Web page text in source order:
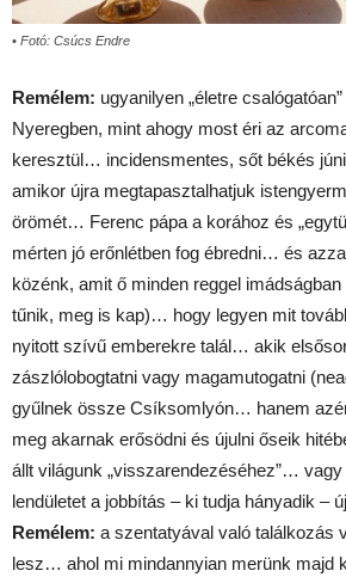
• Fotó: Csúcs Endre
Remélem: ugyanilyen „életre
Nyeregben, mint ahogy most éri az
keresztül… incidensmentes, sőt békés
amikor újra megtapasztalhatjuk
örömét… Ferenc pápa a korához és
mérten jó erőnlétben fog ébredni… és
közénk, amit ő minden reggel
tűnik, meg is kap)… hogy legyen mit
nyitott szívű emberekre talál… akik
zászlólobogtatni vagy magamutogatni
gyűlnek össze Csíksomlyón… hanem
meg akarnak erősödni és újulni őseik
állt világunk „visszarendezéséhez”…
lendületet a jobbítás – ki tudja hányadik –
Remélem: a szentatyával való találkozás
lesz… ahol mi mindannyian merünk majd